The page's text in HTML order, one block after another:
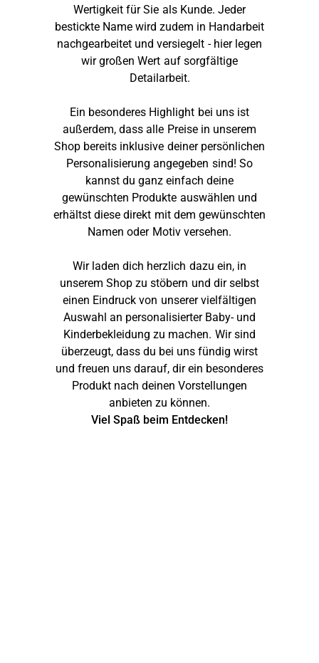
Wertigkeit für Sie als Kunde. Jeder
bestickte Name wird zudem in Handarbeit
nachgearbeitet und versiegelt - hier legen
wir großen Wert auf sorgfältige
Detailarbeit.
Ein besonderes Highlight bei uns ist
außerdem, dass alle Preise in unserem
Shop bereits inklusive deiner persönlichen
Personalisierung angegeben sind! So
kannst du ganz einfach deine
gewünschten Produkte auswählen und
erhältst diese direkt mit dem gewünschten
Namen oder Motiv versehen.
Wir laden dich herzlich dazu ein, in
unserem Shop zu stöbern und dir selbst
einen Eindruck von unserer vielfältigen
Auswahl an personalisierter Baby- und
Kinderbekleidung zu machen. Wir sind
überzeugt, dass du bei uns fündig wirst
und freuen uns darauf, dir ein besonderes
Produkt nach deinen Vorstellungen
anbieten zu können.
Viel Spaß beim Entdecken!